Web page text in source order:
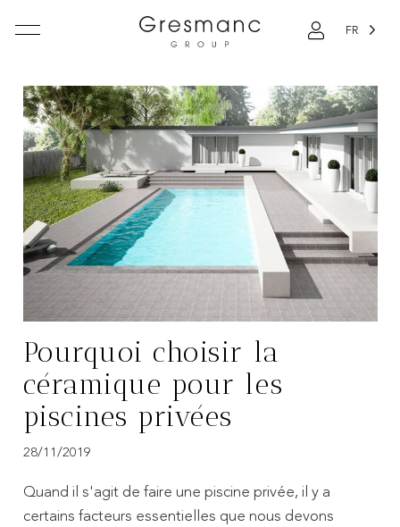
FR
Pourquoi choisir la
céramique pour les
piscines privées
28/11/2019
Quand il s'agit de faire une piscine privée, il y a
certains facteurs essentielles que nous devons